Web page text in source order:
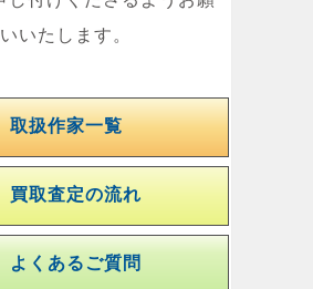
いいたします。
取扱作家一覧
買取査定の流れ
よくあるご質問